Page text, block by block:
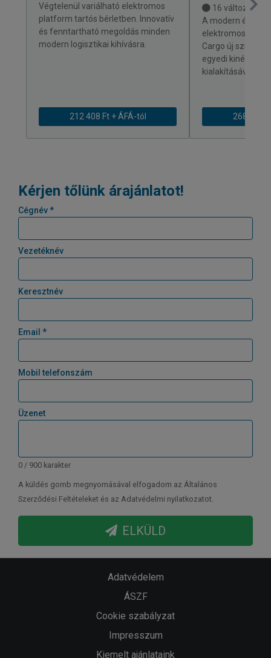
Végtelenül variálható elektromos
platform tartós bérletben. Innovatív
és fenntartható megoldás minden
modern logisztikai kihívásra.
212 408 Ft + ÁFÁ-tól
16 változat
A modern és
elektromos
Cargo új színt
egyedi
kialakításával.
268 616
Kérjen tőlünk árajánlatot!
Cégnév *
Vezetéknév
Keresztnév
Email *
Mobil telefonszám
Üzenet
0 / 900 karakter
A küldés gomb megnyomásával elfogadom az Általános
Szerződési Feltételeket és az Adatvédelmi nyilatkozatot.
ELKÜLD
Adatvédelem
ÁSZF
Cookie szabályzat
Impresszum
Kiemelt ajánlataink